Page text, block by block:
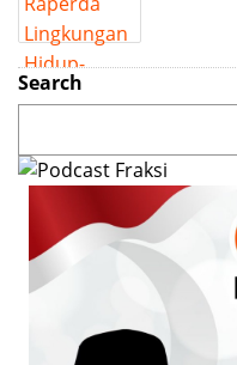
Search